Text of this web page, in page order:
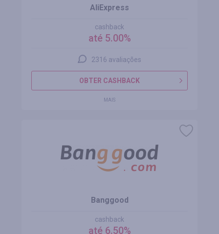
AliExpress
cashback
até 5.00%
2316 avaliações
OBTER CASHBACK
MAIS
Banggood
cashback
até 6.50%